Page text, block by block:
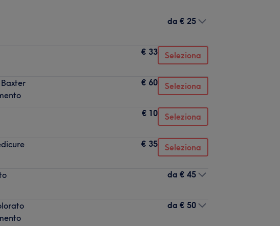
da € 25
€ 33 Seleziona
€ 60 Seleziona
€ 10 Seleziona
€ 35 Seleziona
da € 45
da € 50